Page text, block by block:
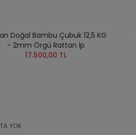
Doğal Bambu Çubuk 12,5 KG
- 2mm Örgü Rattan İp
17.500,00 TL
YOK